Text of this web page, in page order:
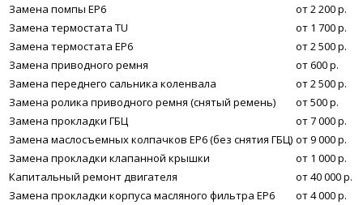
Замена помпы EP6
от 2 200 р.
Замена термостата TU
от 1 700 р.
Замена термостата EP6
от 2 500 р.
Замена приводного ремня
от 600 р.
Замена переднего сальника коленвала
от 2 500 р.
Замена ролика приводного ремня (снятый ремень)
от 500 р.
Замена прокладки ГБЦ
от 7 000 р.
Замена маслосъемных колпачков ЕР6 (без снятия ГБЦ) от 9 000 р.
Замена прокладки клапанной крышки
от 1 000 р.
Капитальный ремонт двигателя
от 40 000 р.
Замена прокладки корпуса масляного фильтра ЕР6
от 4 000 р.